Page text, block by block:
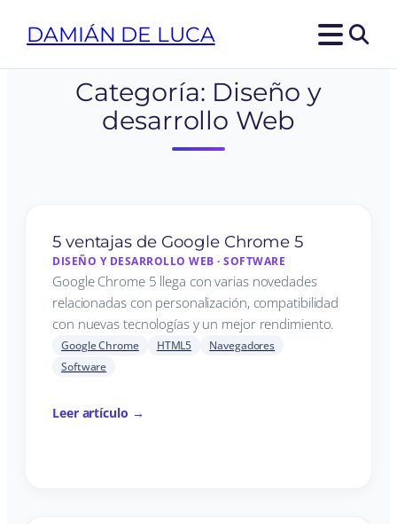
DAMIÁN DE LUCA
Categoría: Diseño y
desarrollo Web
5 ventajas de Google Chrome 5
DISEÑO Y DESARROLLO WEB · SOFTWARE
Google Chrome 5 llega con varias novedades
relacionadas con personalización, compatibilidad
con nuevas tecnologías y un mejor rendimiento.
Google Chrome HTML5
Navegadores
Software
Leer artículo →